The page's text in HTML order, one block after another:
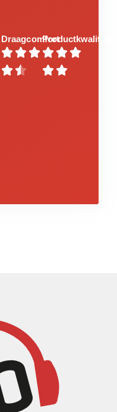
Draagcomfort


Productkwaliteit

